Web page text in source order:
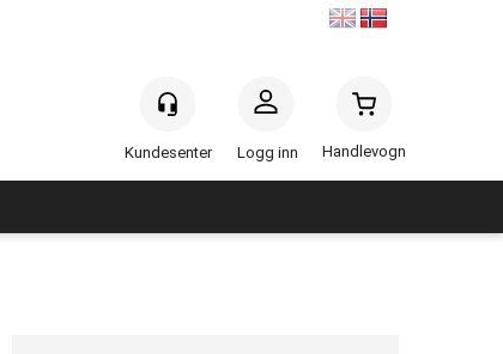
Logg inn Handlevogn